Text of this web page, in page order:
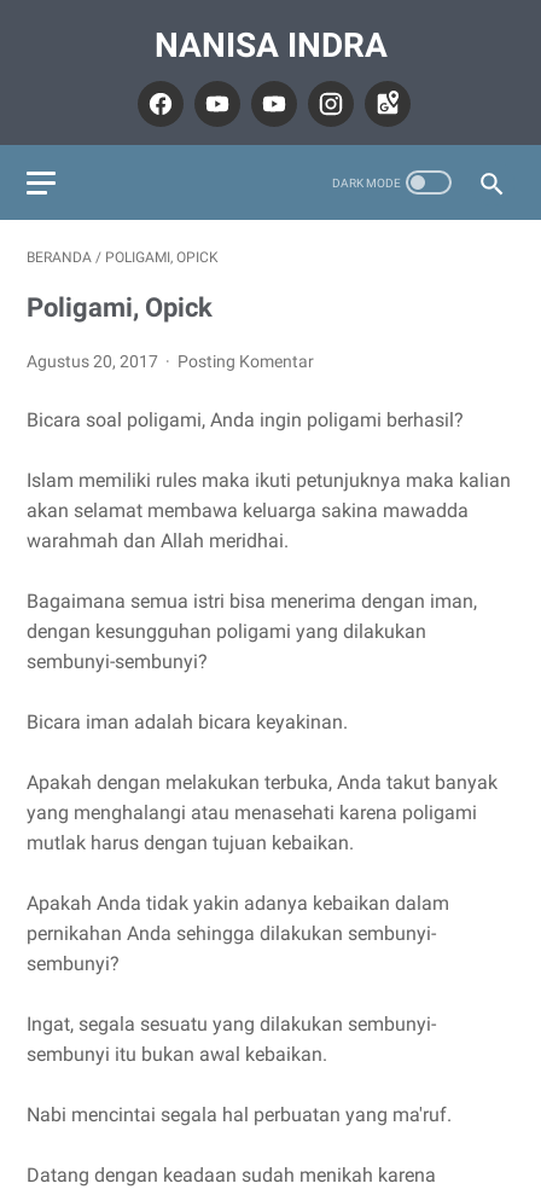
NANISA INDRA
BERANDA / POLIGAMI, OPICK
Poligami, Opick
Agustus 20, 2017 Posting Komentar
Bicara soal poligami, Anda ingin poligami berhasil?
Islam memiliki rules maka ikuti petunjuknya maka kalian
akan selamat membawa keluarga sakina mawadda
warahmah dan Allah meridhai.
Bagaimana semua istri bisa menerima dengan iman,
dengan kesungguhan poligami yang dilakukan
sembunyi-sembunyi?
Bicara iman adalah bicara keyakinan.
Apakah dengan melakukan terbuka, Anda takut banyak
yang menghalangi atau menasehati karena poligami
mutlak harus dengan tujuan kebaikan.
Apakah Anda tidak yakin adanya kebaikan dalam
pernikahan Anda sehingga dilakukan sembunyi-
sembunyi?
Ingat, segala sesuatu yang dilakukan sembunyi-
sembunyi itu bukan awal kebaikan.
Nabi mencintai segala hal perbuatan yang ma'ruf.
Datang dengan keadaan sudah menikah karena